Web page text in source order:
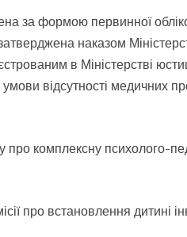
за формою первинної
наказом
в Міністерстві
відсутності медичних
комплексну психолого-
про встановлення дитині